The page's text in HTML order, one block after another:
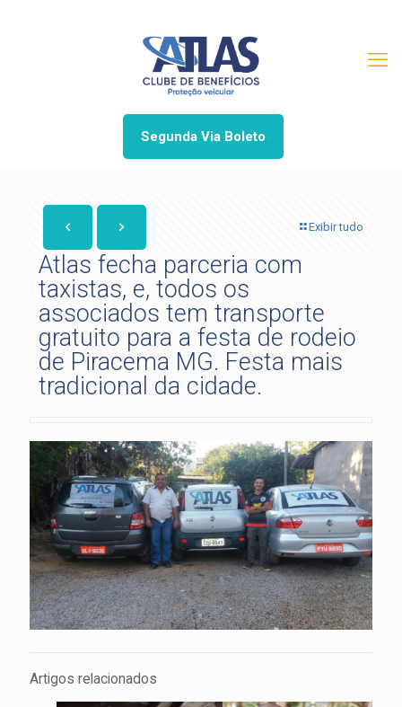
Segunda Via Boleto
Exibir tudo
Atlas fecha parceria com
taxistas, e, todos os
associados tem transporte
gratuito para a festa de rodeio
de Piracema MG. Festa mais
tradicional da cidade.
Artigos relacionados